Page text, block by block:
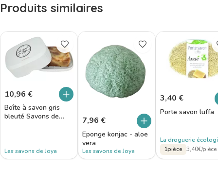
Produits similaires
10,96 €
Boîte à savon gris
bleuté Savons de
Les savons de Joya
7,96 €
Eponge konjac - aloe
vera
Les savons de Joya
3,40 €
Porte savon luffa
La droguerie
1pièce 3,40€/pièce